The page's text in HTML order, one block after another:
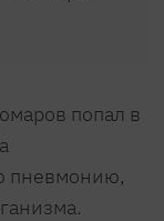
попал в
пневмонию,